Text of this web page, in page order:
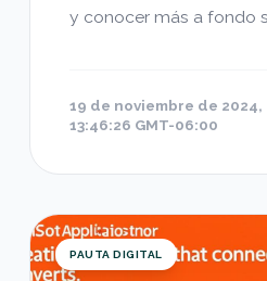
y conocer más a fondo
19 de noviembre de 2024,
13:46:26 GMT-06:00
Aplicaciones de
PAUTA DIGITAL